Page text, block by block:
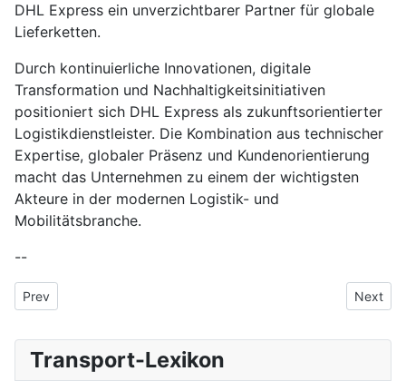
DHL Express ein unverzichtbarer Partner für globale
Lieferketten.
Durch kontinuierliche Innovationen, digitale
Transformation und Nachhaltigkeitsinitiativen
positioniert sich DHL Express als zukunftsorientierter
Logistikdienstleister. Die Kombination aus technischer
Expertise, globaler Präsenz und Kundenorientierung
macht das Unternehmen zu einem der wichtigsten
Akteure in der modernen Logistik- und
Mobilitätsbranche.
--
Previous article: DB Schenker Pharma
Prev Next
Next
Transport-Lexikon